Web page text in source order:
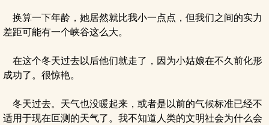
换算一下年龄，她居然就比我小一点点，但我们之间的实力
差距可能有一个峡谷这么大。
在这个冬天过去以后他们就走了，因为小姑娘在不久前化形
成功了。很惊艳。
冬天过去。天气也没暖起来，或者是以前的气候标准已经不
适用于现在叵测的天气了。我不知道人类的文明社会为什么会